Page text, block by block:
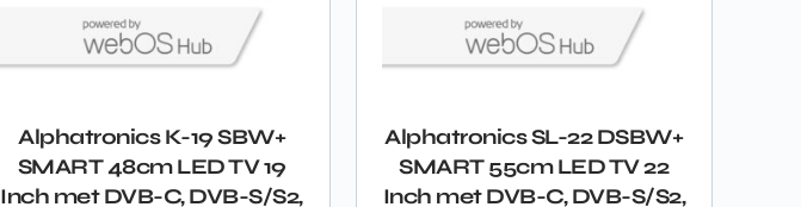
Alphatronics K-19 SBW+
SMART 48cm LED TV 19
Inch met DVB-C, DVB-S/S2,
Alphatronics SL-22 DSBW+
SMART 55cm LED TV 22
Inch met DVB-C, DVB-S/S2,